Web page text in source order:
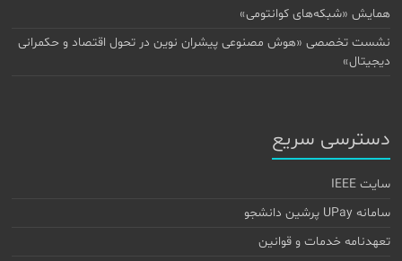
همایش «شبکه‌های کوانتومی»
نشست تخصصی «هوش مصنوعی پیشران نوین در تحول اقتصاد و حکمرانی
دیجیتال»
دسترسی سریع
سایت IEEE
سامانه UPay پرشین دانشجو
تعهدنامه خدمات و قوانین